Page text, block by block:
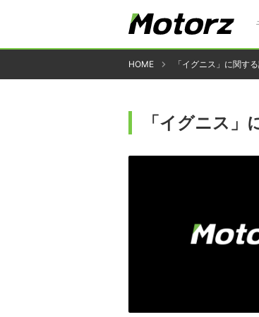
HOME 「イグニス」に関す
「イグニス」